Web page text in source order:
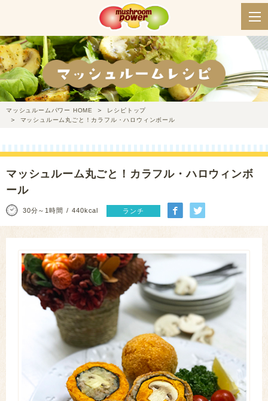
マッシュルームパワー HOME
レシピトップ
マッシュルーム丸ごと！カラフル・ハロウィンボール
マッシュルーム丸ごと！カラフル・ハロウィンボ
ール
30分～1時間 440kcal ランチ